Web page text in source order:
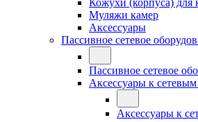
Кожухи (корпуса) для
Муляжи камер
Аксессуары
Пассивное сетевое
Пассивное сетевое
Аксессуары к
Аксессуары к